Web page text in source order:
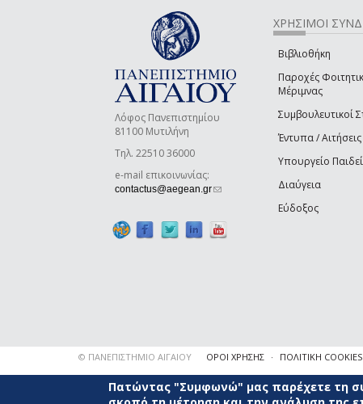
Λόφος Πανεπιστημίου
81100 Μυτιλήνη
Τηλ. 22510 36000
e-mail επικοινωνίας:
contactus@aegean.gr(link sends e-mail)
ΧΡΗΣΙΜΟΙ
Βιβλιοθήκη
Παροχές
Μέριμνας
Συμβουλευτικοί
Έντυπα / Αιτήσεις
Υπουργείο
Διαύγεια
Εύδοξος
© ΠΑΝΕΠΙΣΤΗΜΙΟ ΑΙΓΑΙΟΥ ΟΡΟΙ ΧΡΗΣΗΣ ΠΟΛΙΤΙΚΗ COOKIES
Πατώντας "Συμφωνώ" μας παρέχετε τη